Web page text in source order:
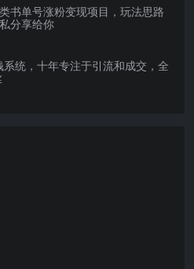
书单号涨粉变现项目，玩法思路
分享给你
统，十年专注于引流和成交，全